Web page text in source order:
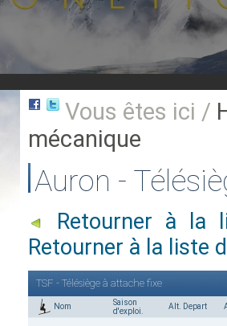
Vous êtes ici /
mécanique
Auron -
Retourner à la
Retourner à la liste
TSF - Télésiège à attache fixe
Nom
Saison
d'exploi.
Alt. Depart